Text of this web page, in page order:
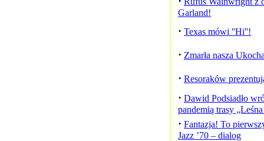
Garland!
· Texas mówi ''Hi''!
· Zmarła nasza
· Resoraków
· Dawid Podsiadło
pandemią trasy
· Fantazja! To
Jazz ’70 – dialog